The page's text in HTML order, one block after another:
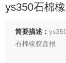
ys350石棉
简要描述：
石棉橡胶盘根